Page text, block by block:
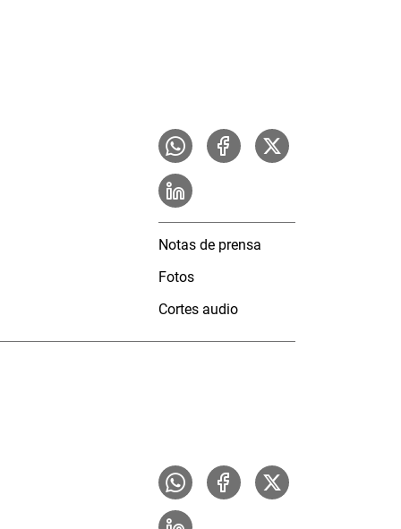
Notas de prensa
Fotos
Cortes audio